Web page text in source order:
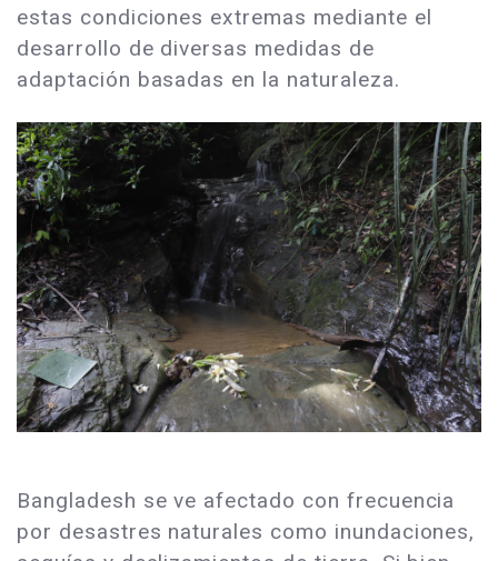
estas condiciones extremas mediante el
desarrollo de diversas medidas de
adaptación basadas en la naturaleza.
Bangladesh se ve afectado con frecuencia
por desastres naturales como inundaciones,